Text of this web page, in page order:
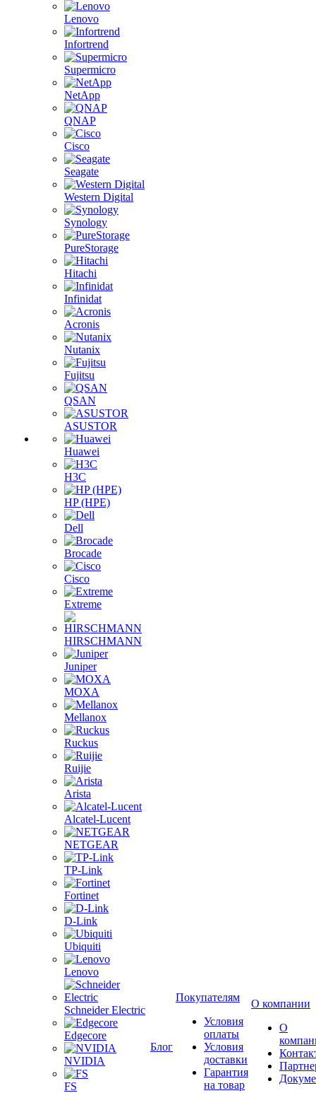
Lenovo
Infortrend
Supermicro
NetApp
QNAP
Cisco
Seagate
Western Digital
Synology
PureStorage
Hitachi
Infinidat
Acronis
Nutanix
Fujitsu
QSAN
ASUSTOR
Huawei
H3C
HP (HPE)
Dell
Brocade
Cisco
Extreme
HIRSCHMANN
Juniper
MOXA
Mellanox
Ruckus
Ruijie
Arista
Alcatel-Lucent
NETGEAR
TP-Link
Fortinet
D-Link
Ubiquiti
Lenovo
Schneider Electric
Edgecore
NVIDIA
FS
Блог
Покупателям
Условия
оплаты
Условия
доставки
Гарантия
на товар
О компании
О